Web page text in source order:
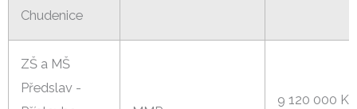
Chudenice
ZŠ a MŠ
Předslav -
9 120 000 Kč